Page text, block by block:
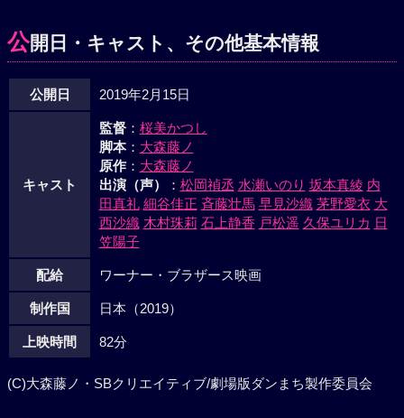
公開日・キャスト、その他基本情報
公開日 2019年2月15日
キャスト
監督： 桜美かつし
脚本： 大森藤ノ
原作： 大森藤ノ
出演（声）
： 松岡禎丞 水瀬いのり 坂本真綾 内
田真礼 細谷佳正 斉藤壮馬 早見沙織 茅野愛衣 大
西沙織 木村珠莉 石上静香 戸松遥 久保ユリカ 日
笠陽子
配給 ワーナー・ブラザース映画
制作国 日本（2019）
上映時間 82分
(C)大森藤ノ・SBクリエイティブ/劇場版ダンまち製作委員会